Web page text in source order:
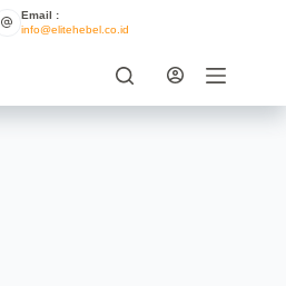
Email :
info@elitehebel.co.id